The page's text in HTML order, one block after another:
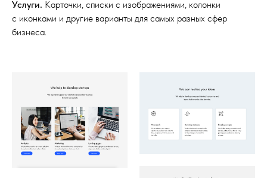
Услуги. Карточки, списки с изображениями, колонки
с иконками и другие варианты для самых разных сфер
бизнеса.